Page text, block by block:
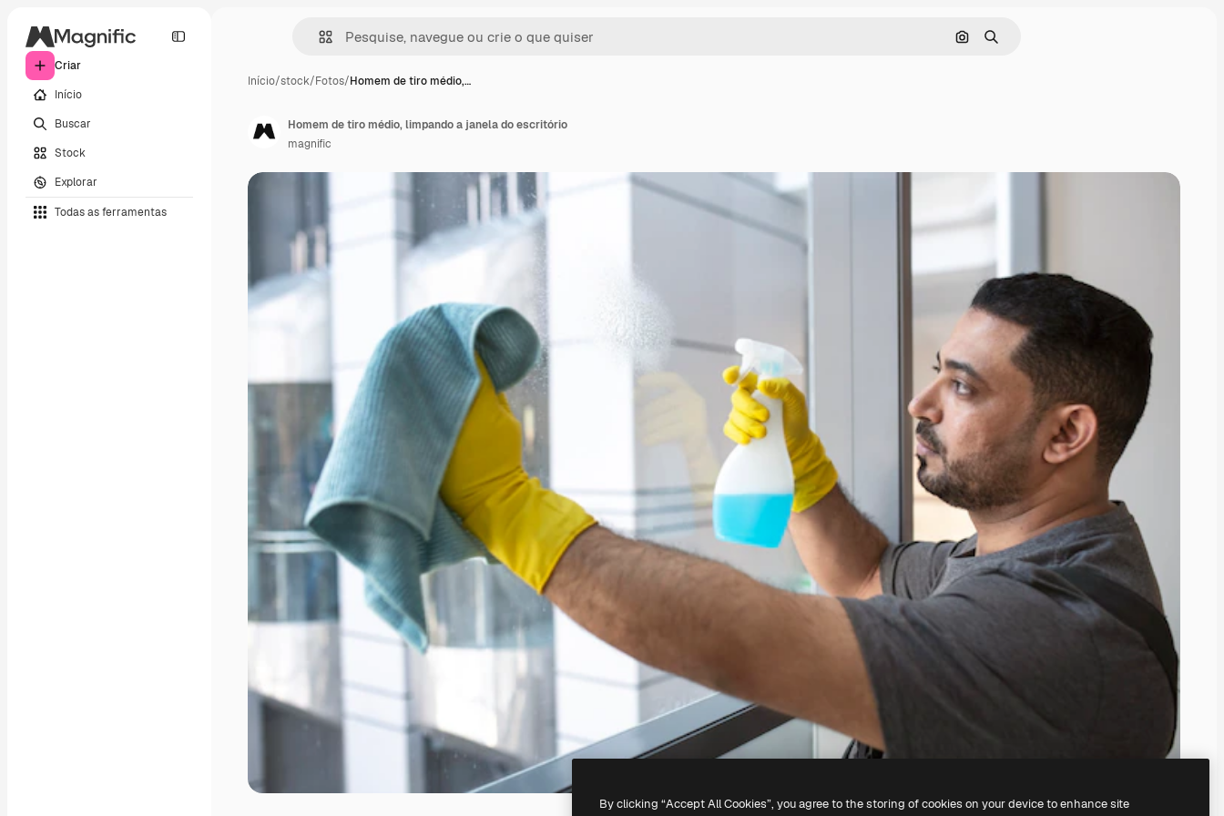
Criar
Início
Buscar
Stock
Explorar
Todas as ferramentas
Pesquisar por imagem
Buscar
Início/stock/Fotos/Homem de tiro médio,…
Homem de tiro médio, limpando a janela do escritório
magnific
By clicking “Accept All Cookies”, you agree to the storing of cookies on your device to enhance site